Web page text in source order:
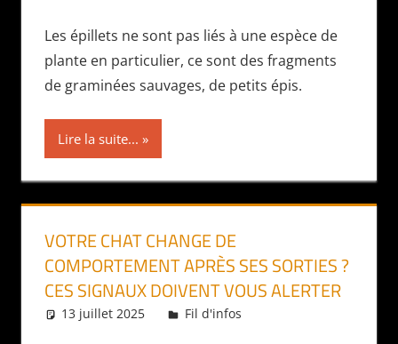
Les épillets ne sont pas liés à une espèce de
plante en particulier, ce sont des fragments
de graminées sauvages, de petits épis.
Lire la suite...
VOTRE CHAT CHANGE DE
COMPORTEMENT APRÈS SES SORTIES ?
CES SIGNAUX DOIVENT VOUS ALERTER
13 juillet 2025 Daniel
Fil d'infos